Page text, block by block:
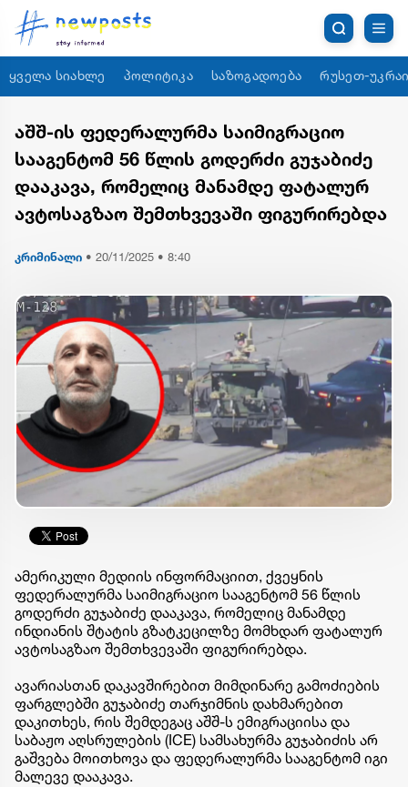
ყველა სიახლე პოლიტიკა საზოგადოება რუსეთ-
აშშ-ის ფედერალურმა საიმიგრაციო
სააგენტომ 56 წლის გოდერძი გუჯაბიძე
დააკავა, რომელიც მანამდე ფატალურ
ავტოსაგზაო შემთხვევაში ფიგურირებდა
კრიმინალი • 20/11/2025 • 8:40
ამერიკული მედიის ინფორმაციით, ქვეყნის
ფედერალურმა საიმიგრაციო სააგენტომ 56 წლის
გოდერძი გუჯაბიძე დააკავა, რომელიც მანამდე
ინდიანის შტატის გზატკეცილზე მომხდარ ფატალურ
ავტოსაგზაო შემთხვევაში ფიგურირებდა.
ავარიასთან დაკავშირებით მიმდინარე გამოძიების
ფარგლებში გუჯაბიძე თარჯიმნის დახმარებით
დაკითხეს, რის შემდეგაც აშშ-ს ემიგრაციისა და
საბაჟო აღსრულების (ICE) სამსახურმა გუჯაბიძის არ
გაშვება მოითხოვა და ფედერალურმა სააგენტომ იგი
მალევე დააკავა.